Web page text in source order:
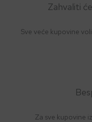
Zahvaliti
Sve veće kupovine
Za sve kupovine